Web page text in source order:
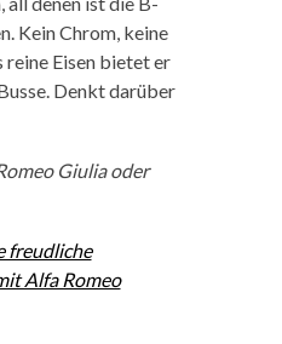
Kein Chrom, keine
reine Eisen bietet er
Denkt darüber
Giulia oder
freudliche
Alfa Romeo